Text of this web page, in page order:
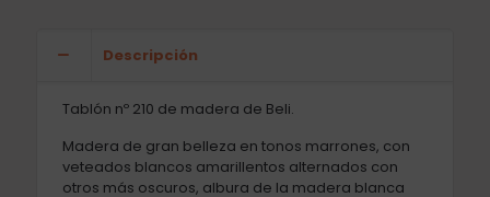
Descripción
Tablón nº 210 de madera de Beli.
Madera de gran belleza en tonos marrones, con
veteados blancos amarillentos alternados con
otros más oscuros, albura de la madera blanca